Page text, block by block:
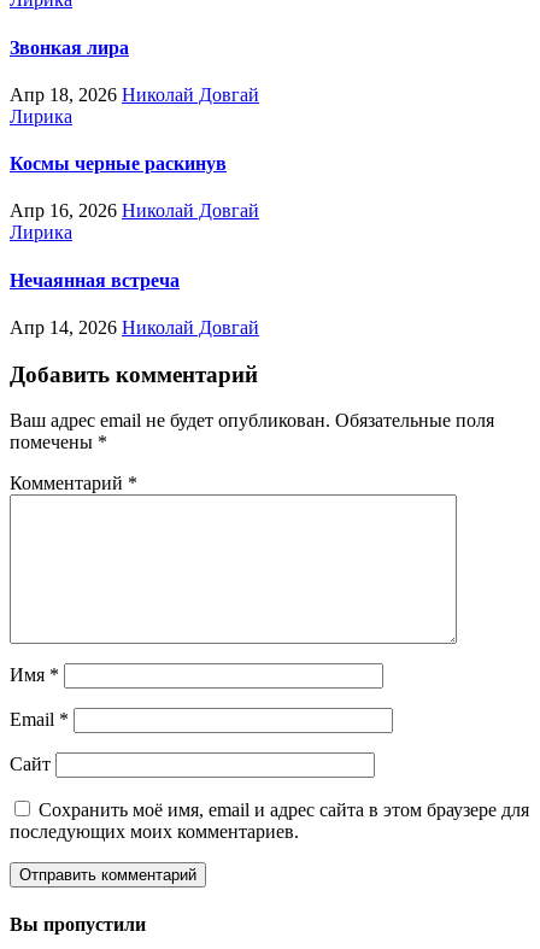
Звонкая лира
Апр 18, 2026 Николай Довгай
Лирика
Космы черные раскинув
Апр 16, 2026 Николай Довгай
Лирика
Нечаянная встреча
Апр 14, 2026 Николай Довгай
Добавить комментарий
Ваш адрес email не будет опубликован. Обязательные поля
помечены *
Комментарий *
Имя *
Email *
Сайт
Сохранить моё имя, email и адрес сайта в этом браузере для
последующих моих комментариев.
Вы пропустили